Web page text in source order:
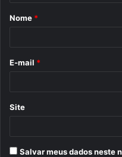
r
Nome *
E-mail *
Site
Salvar meus dados neste